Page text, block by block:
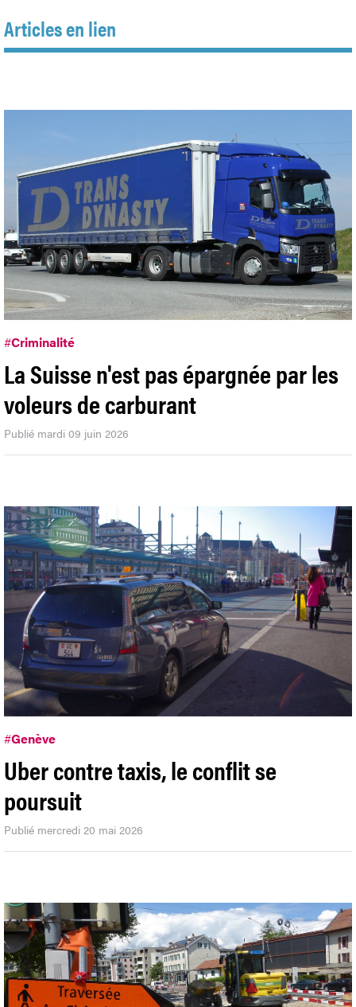
Articles en lien
#Criminalité
La Suisse n'est pas épargnée par les
voleurs de carburant
Publié mardi 09 juin 2026
#Genève
Uber contre taxis, le conflit se
poursuit
Publié mercredi 20 mai 2026